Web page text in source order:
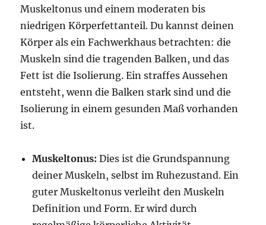
Muskeltonus und einem moderaten bis
niedrigen Körperfettanteil. Du kannst deinen
Körper als ein Fachwerkhaus betrachten: die
Muskeln sind die tragenden Balken, und das
Fett ist die Isolierung. Ein straffes Aussehen
entsteht, wenn die Balken stark sind und die
Isolierung in einem gesunden Maß vorhanden
ist.
Muskeltonus: Dies ist die Grundspannung
deiner Muskeln, selbst im Ruhezustand. Ein
guter Muskeltonus verleiht den Muskeln
Definition und Form. Er wird durch